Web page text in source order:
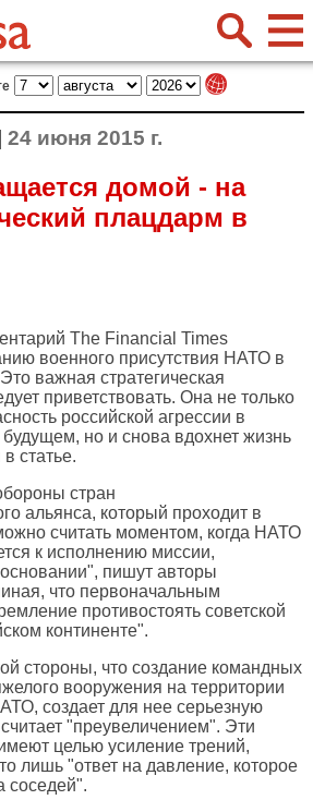
24 июня 2015 г.
домой - на
плацдарм в
The Financial Times
военного присутствия НАТО в
важная стратегическая
приветствовать. Она не только
российской агрессии в
но и снова вдохнет жизнь
статье.
стран
альянса, который проходит в
считать моментом, когда НАТО
к исполнению миссии,
пишут авторы
что первоначальным
противостоять советской
континенте".
стороны, что создание командных
вооружения на территории
создает для нее серьезную
"преувеличением". Эти
целью усиление трений,
лишь "ответ на давление, которое
соседей".